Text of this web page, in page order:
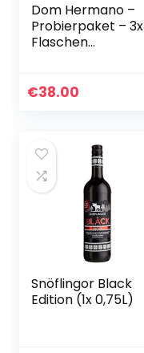
Dom Hermano –
Probierpaket – 3x
Flaschen
Roséweine – (6 x
€38.00
Snöflingor Black
Edition (1x 0,75L)